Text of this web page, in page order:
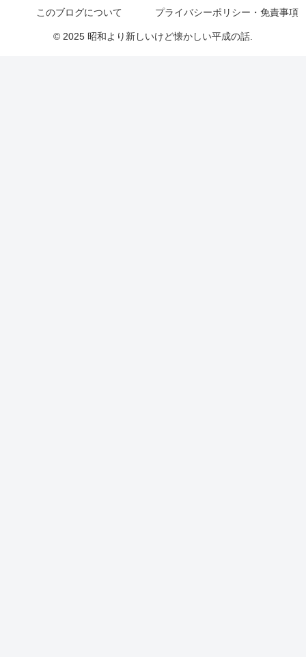
このブログについて プライバシーポリシー・免責事項
© 2025 昭和より新しいけど懐かしい平成の話.